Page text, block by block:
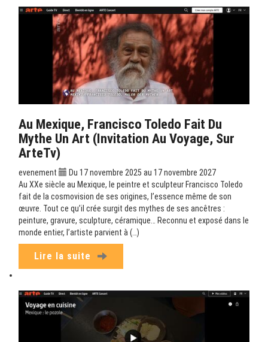
Au Mexique, Francisco Toledo Fait Du
Mythe Un Art (Invitation Au Voyage, Sur
ArteTv)
evenement
Du 17 novembre 2025 au 17 novembre 2027
Au XXe siècle au Mexique, le peintre et sculpteur Francisco Toledo
fait de la cosmovision de ses origines, l’essence même de son
œuvre. Tout ce qu’il crée surgit des mythes de ses ancêtres :
peinture, gravure, sculpture, céramique… Reconnu et exposé dans le
monde entier, l’artiste parvient à (…)
Lire la suite